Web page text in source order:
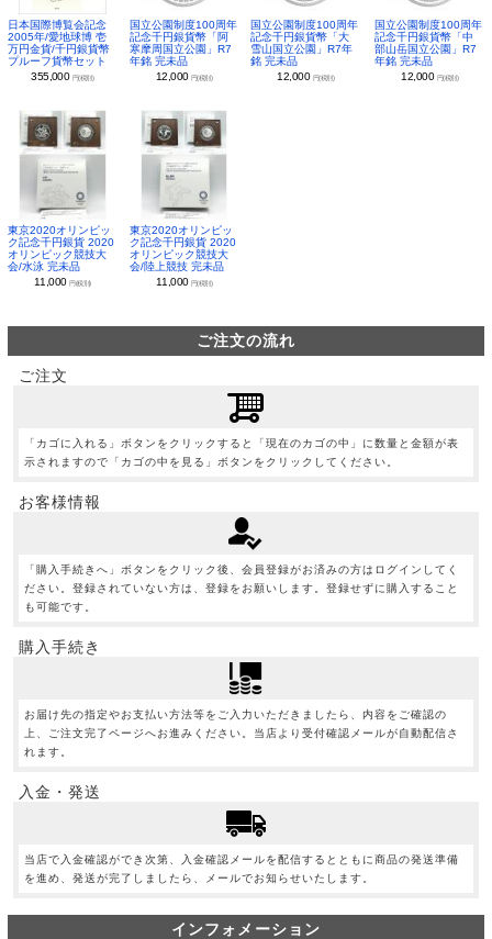
日本国際博覧会記念
2005年/愛地球博 壱
万円金貨/千円銀貨幣
プルーフ貨幣セット
355,000 円(税別)
国立公園制度100周年
記念千円銀貨幣「阿
寒摩周国立公園」R7
年銘 完未品
12,000 円(税別)
国立公園制度100周年
記念千円銀貨幣「大
雪山国立公園」R7年
銘 完未品
12,000 円(税別)
国立公園制度100周年
記念千円銀貨幣「中
部山岳国立公園」R7
年銘 完未品
12,000 円(税別)
東京2020オリンピッ
ク記念千円銀貨 2020
オリンピック競技大
会/水泳 完未品
11,000円(税別)
東京2020オリンピッ
ク記念千円銀貨 2020
オリンピック競技大
会/陸上競技 完未品
11,000 円(税別)
ご注文の流れ
ご注文
「カゴに入れる」ボタンをクリックすると「現在のカゴの中」に数量と金額が表
示されますので「カゴの中を見る」ボタンをクリックしてください。
お客様情報
「購入手続きへ」ボタンをクリック後、会員登録がお済みの方はログインしてく
ださい。登録されていない方は、登録をお願いします。登録せずに購入すること
も可能です。
購入手続き
お届け先の指定やお支払い方法等をご入力いただきましたら、内容をご確認の
上、ご注文完了ページへお進みください。当店より受付確認メールが自動配信さ
れます。
入金・発送
当店で入金確認ができ次第、入金確認メールを配信するとともに商品の発送準備
を進め、発送が完了しましたら、メールでお知らせいたします。
インフォメーション